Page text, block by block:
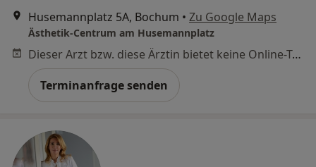
Husemannplatz 5A, Bochum • Zu Google Maps
Ästhetik-Centrum am Husemannplatz
Dieser Arzt bzw. diese Ärztin bietet keine Online-Terminbuchung an diesem Standort an.
Terminanfrage senden